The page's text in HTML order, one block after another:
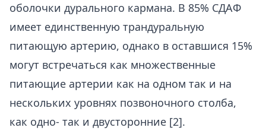
оболочки дурального кармана. В 85% СДАФ
имеет единственную трандуральную
питающую артерию, однако в оставшися 15%
могут встречаться как множественные
питающие артерии как на одном так и на
нескольких уровнях позвоночного столба,
как одно- так и двусторонние [2].